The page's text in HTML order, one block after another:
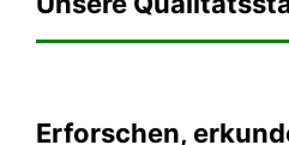
Erforschen,